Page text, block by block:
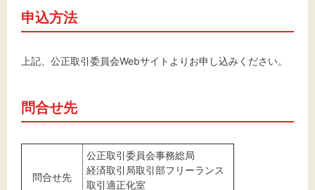
申込方法
上記、公正取引委員会Webサイトよりお申し込みください。
問合せ先
問合せ先
公正取引委員会事務総局
経済取引局取引部フリーランス
取引適正化室